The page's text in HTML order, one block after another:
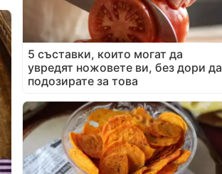
5 съставки, които могат да
увредят ножовете ви, без дори да
подозирате за това